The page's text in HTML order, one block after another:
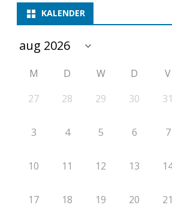
i
i
e
2
2
2
KALENDER
M D W D V
27
28 29 30 31
3 4 5 6 7
10 11 12 13
17 18 19 20 21